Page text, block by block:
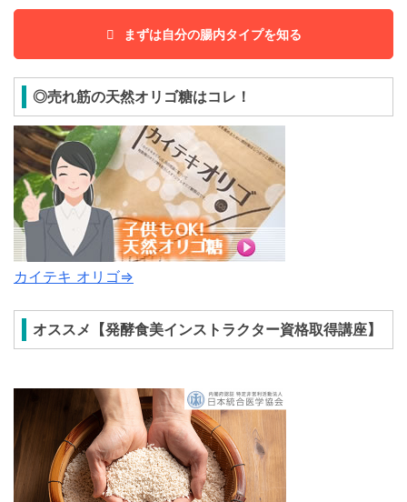
まずは自分の腸内タイプを知る
◎売れ筋の天然オリゴ糖はコレ！
カイテキ オリゴ⇒
オススメ【発酵食美インストラクター資格取得講座】